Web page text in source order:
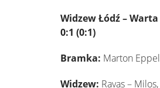
Widzew Łódź –
0:1 (0:1)
Bramka: Marton
Widzew: Ravas –